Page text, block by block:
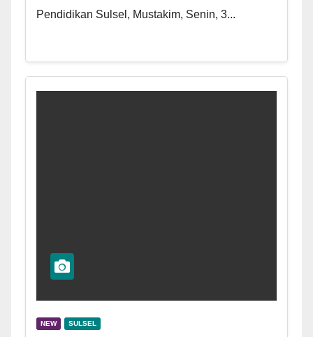
Pendidikan Sulsel, Mustakim, Senin, 3...
NEW SULSEL